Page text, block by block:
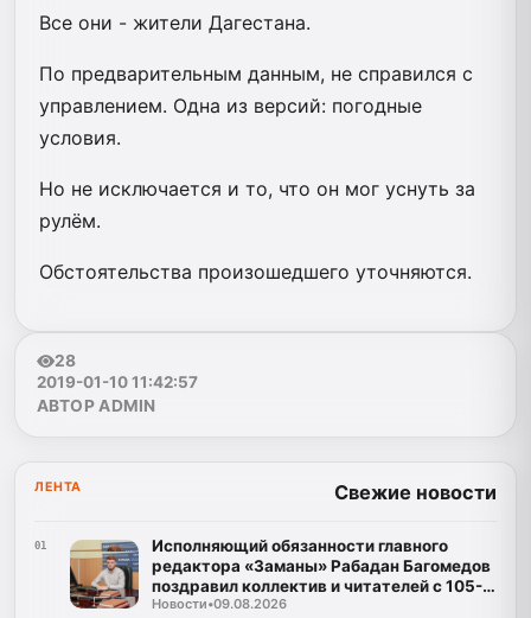
Все они - жители Дагестана.
По предварительным данным, не справился с
управлением. Одна из версий: погодные
условия.
Но не исключается и то, что он мог уснуть за
рулём.
Обстоятельства произошедшего уточняются.
28
2019-01-10 11:42:57
АВТОР ADMIN
ЛЕНТА Свежие новости
01
Исполняющий обязанности главного
редактора «Заманы» Рабадан Багомедов
поздравил коллектив и читателей с 105-
летним юбилеем газеты
Новости•09.08.2026